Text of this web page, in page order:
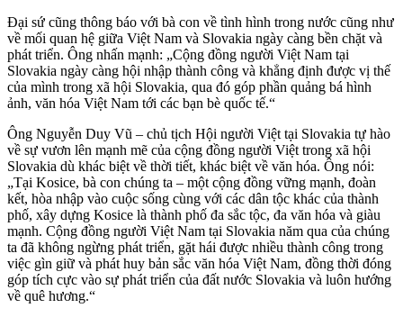
Đại sứ cũng thông báo với bà con về tình hình trong nước cũng như
về mối quan hệ giữa Việt Nam và Slovakia ngày càng bền chặt và
phát triển. Ông nhấn mạnh: „Cộng đồng người Việt Nam tại
Slovakia ngày càng hội nhập thành công và khẳng định được vị thế
của mình trong xã hội Slovakia, qua đó góp phần quảng bá hình
ảnh, văn hóa Việt Nam tới các bạn bè quốc tế.“
Ông Nguyễn Duy Vũ – chủ tịch Hội người Việt tại Slovakia tự hào
về sự vươn lên mạnh mẽ của cộng đồng người Việt trong xã hội
Slovakia dù khác biệt về thời tiết, khác biệt về văn hóa. Ông nói:
„Tại Kosice, bà con chúng ta – một cộng đồng vững mạnh, đoàn
kết, hòa nhập vào cuộc sống cùng với các dân tộc khác của thành
phố, xây dựng Kosice là thành phố đa sắc tộc, đa văn hóa và giàu
mạnh. Cộng đồng người Việt Nam tại Slovakia năm qua của chúng
ta đã không ngừng phát triển, gặt hái được nhiều thành công trong
việc gìn giữ và phát huy bản sắc văn hóa Việt Nam, đồng thời đóng
góp tích cực vào sự phát triển của đất nước Slovakia và luôn hướng
về quê hương.“